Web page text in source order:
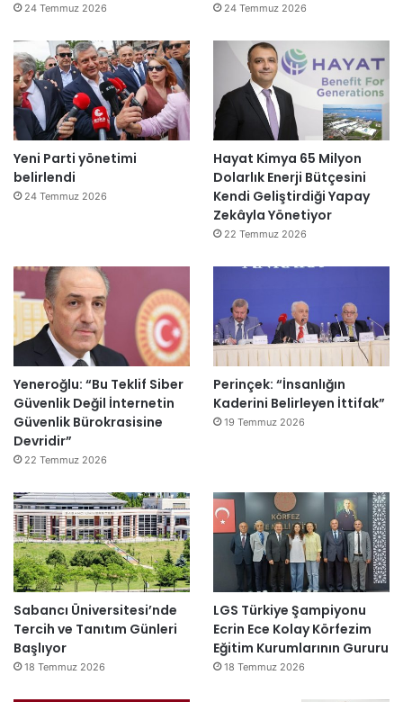
24 Temmuz 2026 24 Temmuz 2026
Yeni Parti yönetimi
belirlendi
24 Temmuz 2026
Hayat Kimya 65 Milyon
Dolarlık Enerji Bütçesini
Kendi Geliştirdiği Yapay
Zekâyla Yönetiyor
22 Temmuz 2026
Yeneroğlu: “Bu Teklif Siber
Güvenlik Değil İnternetin
Güvenlik Bürokrasisine
Devridir”
22 Temmuz 2026
Perinçek: “İnsanlığın
Kaderini Belirleyen İttifak”
19 Temmuz 2026
Sabancı Üniversitesi’nde
Tercih ve Tanıtım Günleri
Başlıyor
18 Temmuz 2026
LGS Türkiye Şampiyonu
Ecrin Ece Kolay Körfezim
Eğitim Kurumlarının Gururu
18 Temmuz 2026